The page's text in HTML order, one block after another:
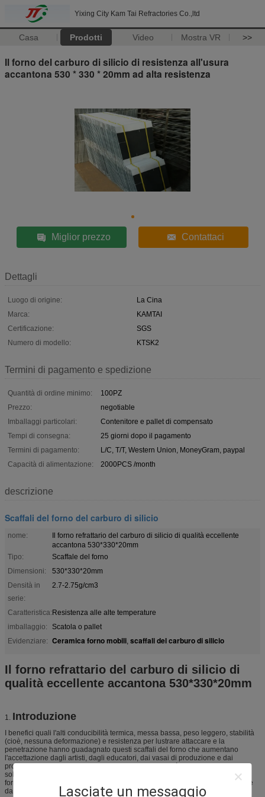
Yixing City Kam Tai Refractories Co.,ltd
Casa Prodotti Video Mostra VR >>
Lasciate un messaggio
Il forno del carburo di silicio di resistenza all'usura
accantona 530 * 330 * 20mm ad alta resistenza
Miglior prezzo Contattaci
Dettagli
Luogo di origine:
La Cina
Marca:
KAMTAI
Certificazione:
SGS
Numero di modello:
KTSK2
Termini di pagamento e spedizione
Quantità di ordine minimo:
100PZ
Prezzo:
negotiable
Imballaggi particolari:
Contenitore e pallet di compensato
Tempi di consegna:
25 giorni dopo il pagamento
Termini di pagamento:
L/C, T/T, Western Union, MoneyGram, paypal
Capacità di alimentazione:
2000PCS /month
descrizione
Scaffali del forno del carburo di silicio
nome:
Il forno refrattario del carburo di silicio di qualità eccellente
accantona 530*330*20mm
Tipo:
Scaffale del forno
Dimensioni:
530*330*20mm
Densità in
serie:
2.7-2.75g/cm3
Caratteristica:Resistenza alle alte temperature
imballaggio:
Scatola o pallet
Evidenziare: Ceramica forno mobili, scaffali del carburo di silicio
Il forno refrattario del carburo di silicio di
qualità eccellente accantona 530*330*20mm
1. Introduzione
I benefici quali l'alti conducibilità termica, messa bassa, peso leggero, stabilità
(cioè, nessuna deformazione) e resistenza per lustrare attaccare e la
penetrazione hanno guadagnato questi scaffali del forno che aumentano
l'accettazione dagli artisti, dagli educatori, dai vasai di produzione e dai
produttori delle mattonelle. Malgrado la loro popolarità, le questioni sono
sollevate spesso per quanto riguarda la convenienza dell'uso degli scaffali in
forni elettrici dell'elemento della resistenza. Specificamente, «sono cassaforte
da utilizzare nel mio forno elettrico?»